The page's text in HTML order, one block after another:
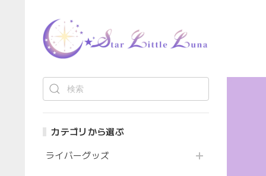
カテゴリから選ぶ
ライバーグッズ